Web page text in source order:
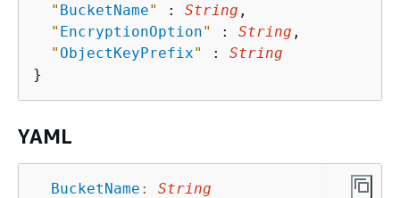
" BucketName" : String ,
" EncryptionOption" : String ,
" ObjectKeyPrefix" : String
YAML
BucketName :
String